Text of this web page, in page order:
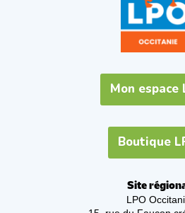
Mon espace
Boutique
Site
LPO